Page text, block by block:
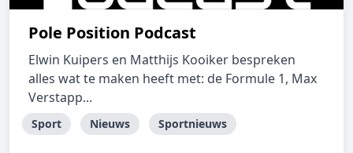
Pole Position Podcast
Elwin Kuipers en Matthijs Kooiker bespreken
alles wat te maken heeft met: de Formule 1, Max
Verstapp...
Sport Nieuws Sportnieuws